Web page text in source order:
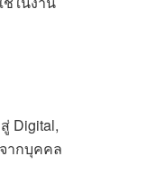
Digital,
ากบุคคล